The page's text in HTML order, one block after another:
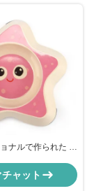
ナルで作られた 優
ャット